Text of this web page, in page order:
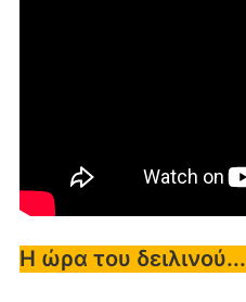
Η ώρα του δειλινού...